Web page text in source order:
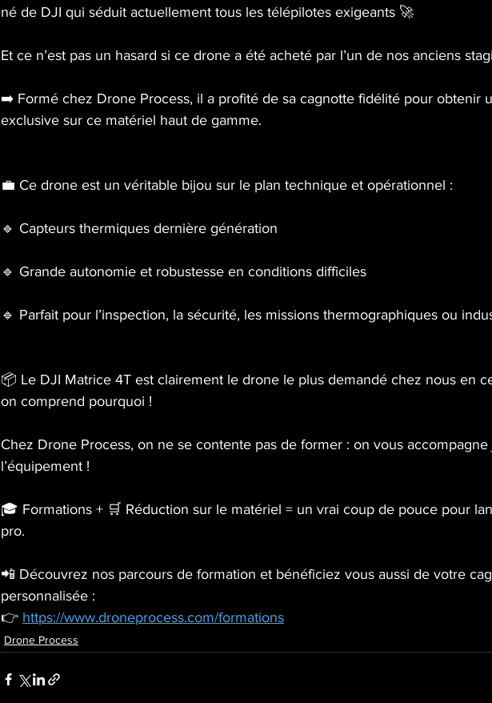
né de DJI qui séduit actuellement tous les télépilotes exigeants 🚀
Et ce n’est pas un hasard si ce drone a été acheté par l’un de nos anciens
➡️ Formé chez Drone Process, il a profité de sa cagnotte fidélité pour obtenir
exclusive sur ce matériel haut de gamme.
💼 Ce drone est un véritable bijou sur le plan technique et opérationnel :
🔹 Capteurs thermiques dernière génération
🔹 Grande autonomie et robustesse en conditions difficiles
🔹 Parfait pour l’inspection, la sécurité, les missions thermographiques ou
📦 Le DJI Matrice 4T est clairement le drone le plus demandé chez nous en
on comprend pourquoi !
Chez Drone Process, on ne se contente pas de former : on vous accompagne
l’équipement !
🎓 Formations + 🛒 Réduction sur le matériel = un vrai coup de pouce pour
pro.
📲 Découvrez nos parcours de formation et bénéficiez vous aussi de votre
personnalisée :
👉 https://www.droneprocess.com/formations
Drone Process